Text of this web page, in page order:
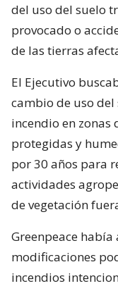
del uso del suelo
provocado o
de las tierras
El Ejecutivo
cambio de uso
incendio en zonas
protegidas y
por 30 años para
actividades
de vegetación
Greenpeace
modificaciones
incendios